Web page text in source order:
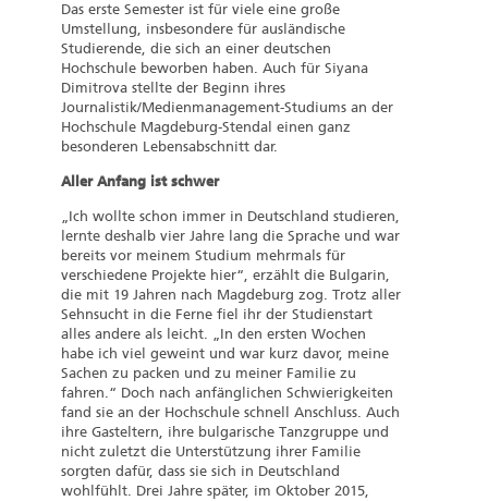
Das erste Semester ist für viele eine große
Umstellung, insbesondere für ausländische
Studierende, die sich an einer deutschen
Hochschule beworben haben. Auch für Siyana
Dimitrova stellte der Beginn ihres
Journalistik/Medienmanagement-Studiums an der
Hochschule Magdeburg-Stendal einen ganz
besonderen Lebensabschnitt dar.
Aller Anfang ist schwer
„Ich wollte schon immer in Deutschland studieren,
lernte deshalb vier Jahre lang die Sprache und war
bereits vor meinem Studium mehrmals für
verschiedene Projekte hier“, erzählt die Bulgarin,
die mit 19 Jahren nach Magdeburg zog. Trotz aller
Sehnsucht in die Ferne fiel ihr der Studienstart
alles andere als leicht. „In den ersten Wochen
habe ich viel geweint und war kurz davor, meine
Sachen zu packen und zu meiner Familie zu
fahren.“ Doch nach anfänglichen Schwierigkeiten
fand sie an der Hochschule schnell Anschluss. Auch
ihre Gasteltern, ihre bulgarische Tanzgruppe und
nicht zuletzt die Unterstützung ihrer Familie
sorgten dafür, dass sie sich in Deutschland
wohlfühlt. Drei Jahre später, im Oktober 2015,